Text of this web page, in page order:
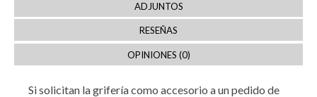
ADJUNTOS
RESEÑAS
OPINIONES (0)
Si solicitan la grifería como accesorio a un pedido de